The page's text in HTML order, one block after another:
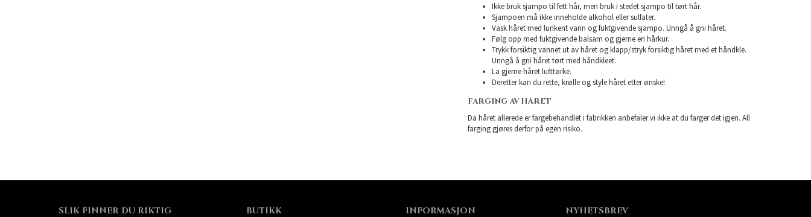
Ikke bruk sjampo til fett hår, men bruk i stedet sjampo til tørt hår.
Sjampoen må ikke inneholde alkohol eller sulfater.
Vask håret med lunkent vann og fuktgivende sjampo. Unngå å gni håret.
Følg opp med fuktgivende balsam og gjerne en hårkur.
Trykk forsiktig vannet ut av håret og klapp/stryk forsiktig håret med et håndkle.
Unngå å gni håret tørt med håndkleet.
La gjerne håret lufttørke.
Deretter kan du rette, krølle og style håret etter ønske!.
FARGING AV HÅRET
Da håret allerede er fargebehandlet i fabrikken anbefaler vi ikke at du farger det igjen. All
farging gjøres derfor på egen risiko.
SLIK FINNER DU RIKTIG
BUTIKK INFORMASJON NYHETSBREV